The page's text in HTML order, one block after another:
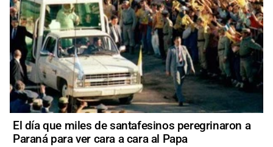
El día que miles de santafesinos peregrinaron a
Paraná para ver cara a cara al Papa